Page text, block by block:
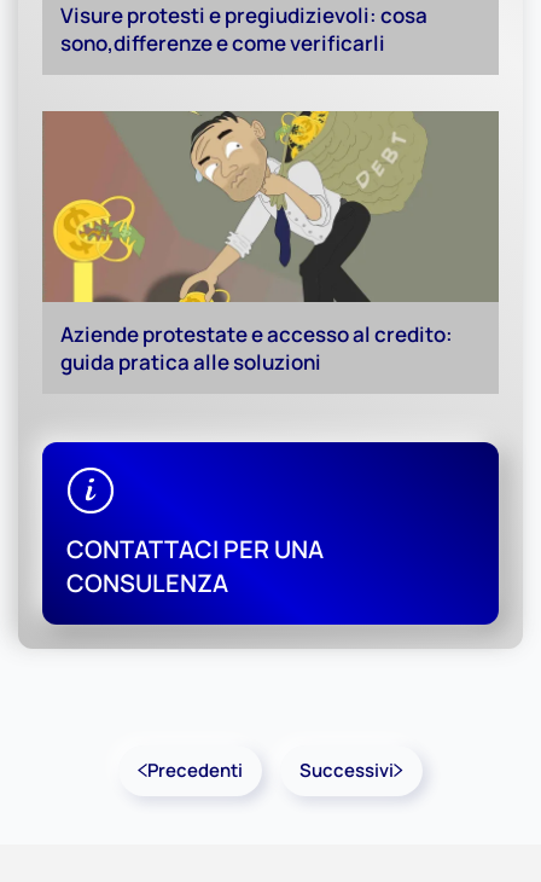
Visure protesti e pregiudizievoli: cosa
sono,differenze e come verificarli
Aziende protestate e accesso al credito:
guida pratica alle soluzioni
CONTATTACI PER UNA
CONSULENZA
Precedenti Successivi